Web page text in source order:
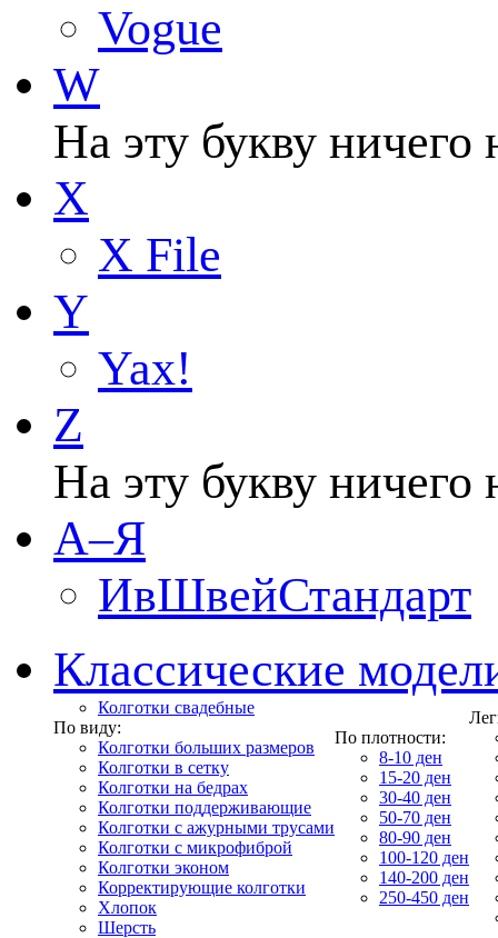
Vogue
W
На эту букву ничего
X
X File
Y
Yax!
Z
На эту букву ничего
А–Я
ИвШвейСтандарт
Классические
Колготки свадебные
По виду:
Колготки больших размеров
Колготки в сетку
Колготки на бедрах
Колготки поддерживающие
Колготки с ажурными трусами
Колготки с микрофиброй
Колготки эконом
Корректирующие колготки
Хлопок
Шерсть
По плотности:
8-10 ден
15-20 ден
30-40 ден
50-70 ден
80-90 ден
100-120 ден
140-200 ден
250-450 ден